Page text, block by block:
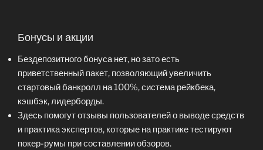
Бонусы и акции
Бездепозитного бонуса нет, но зато есть
приветственный пакет, позволяющий увеличить
стартовый банкролл на 100%, система рейкбека,
кэшбэк, лидерборды.
Здесь помогут отзывы пользователей о выводе средств
и практика экспертов, которые на практике тестируют
покер-румы при составлении обзоров.